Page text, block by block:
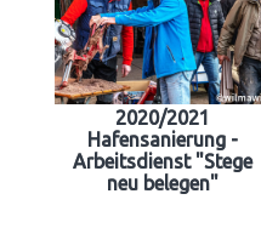
2020/2021
Hafensanierung -
Arbeitsdienst "Stege
neu belegen"